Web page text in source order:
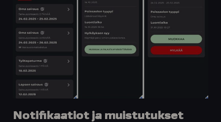
Notifikaatiot ja muistutukset